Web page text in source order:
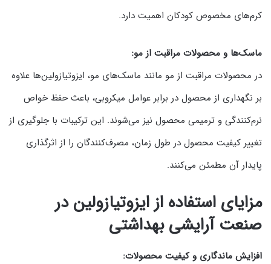
کرم‌های مخصوص کودکان اهمیت دارد.
ماسک‌ها و محصولات مراقبت از مو:
در محصولات مراقبت از مو مانند ماسک‌های مو، ایزوتیازولین‌ها علاوه
بر نگهداری از محصول در برابر عوامل میکروبی، باعث حفظ خواص
نرم‌کنندگی و ترمیمی محصول نیز می‌شوند. این ترکیبات با جلوگیری از
تغییر کیفیت محصول در طول زمان، مصرف‌کنندگان را از اثرگذاری
پایدار آن مطمئن می‌کنند.
مزایای استفاده از ایزوتیازولین در
صنعت آرایشی بهداشتی
افزایش ماندگاری و کیفیت محصولات: